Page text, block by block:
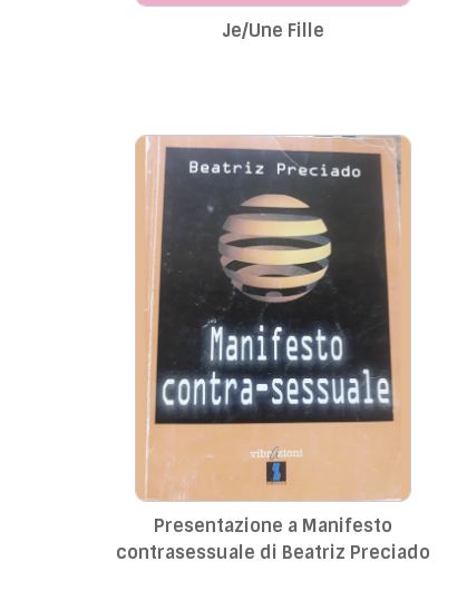
Je/Une Fille
Presentazione a Manifesto
contrasessuale di Beatriz Preciado